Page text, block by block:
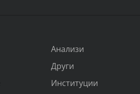
Анализи
Други
Институции